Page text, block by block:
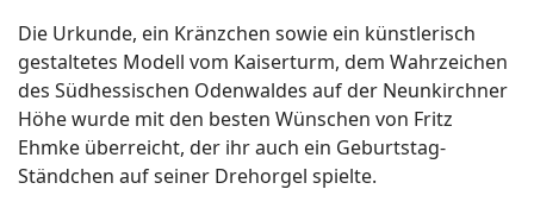
Die Urkunde, ein Kränzchen sowie ein künstlerisch
gestaltetes Modell vom Kaiserturm, dem Wahrzeichen
des Südhessischen Odenwaldes auf der Neunkirchner
Höhe wurde mit den besten Wünschen von Fritz
Ehmke überreicht, der ihr auch ein Geburtstag-
Ständchen auf seiner Drehorgel spielte.